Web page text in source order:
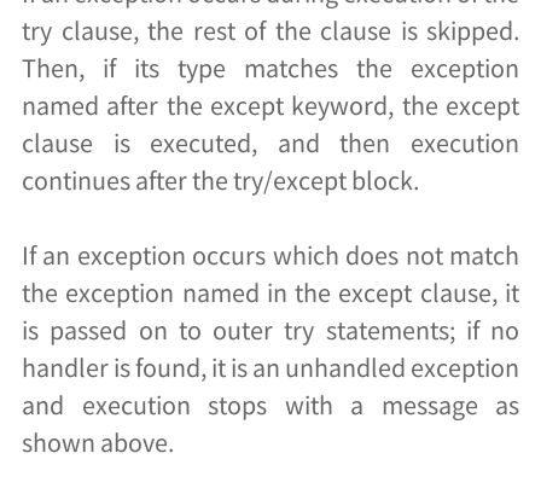
try clause, the rest of the clause is skipped.
Then, if its type matches the exception
named after the except keyword, the except
clause is executed, and then execution
continues after the try/except block.
If an exception occurs which does not match
the exception named in the except clause, it
is passed on to outer try statements; if no
handler is found, it is an unhandled exception
and execution stops with a message as
shown above.